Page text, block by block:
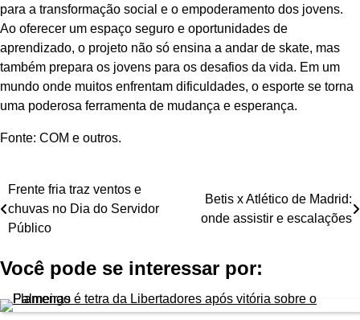
para a transformação social e o empoderamento dos jovens.
Ao oferecer um espaço seguro e oportunidades de
aprendizado, o projeto não só ensina a andar de skate, mas
também prepara os jovens para os desafios da vida. Em um
mundo onde muitos enfrentam dificuldades, o esporte se torna
uma poderosa ferramenta de mudança e esperança.
Fonte: COM e outros.
Navegação
de
Frente fria traz ventos e
chuvas no Dia do Servidor
Público
Betis x Atlético de Madrid:
onde assistir e escalações
Você pode se interessar por: